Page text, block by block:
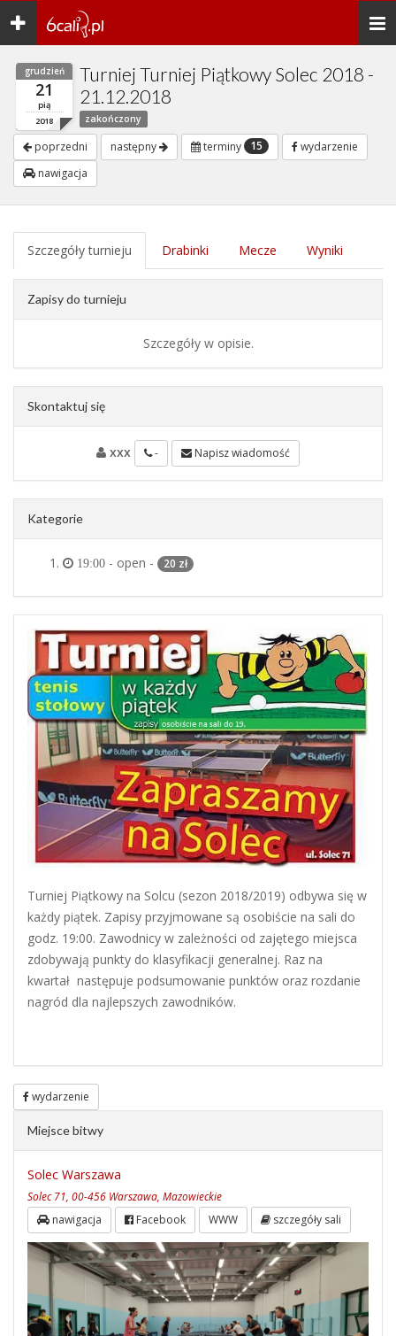
Toggle
navigation
grudzień
21
pią
2018
Turniej Turniej Piątkowy Solec 2018 -
21.12.2018
zakończony
poprzedni następny terminy 15
wydarzenie
nawigacja
Szczegóły turnieju Drabinki Mecze Wyniki
Zapisy do turnieju
Szczegóły w opisie.
Skontaktuj się
xxx - Napisz wiadomość
Kategorie
19:00 - open - 20 zł
Turniej Piątkowy na Solcu (sezon 2018/2019) odbywa się w
każdy piątek. Zapisy przyjmowane są osobiście na sali do
godz. 19:00. Zawodnicy w zależności od zajętego miejsca
zdobywają punkty do klasyfikacji generalnej. Raz na
kwartał następuje podsumowanie punktów oraz rozdanie
nagród dla najlepszych zawodników.
wydarzenie
Miejsce bitwy
Solec Warszawa
Solec 71, 00-456 Warszawa, Mazowieckie
nawigacja Facebook WWW szczegóły sali